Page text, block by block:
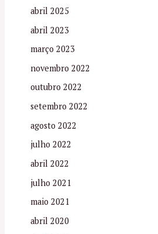
abril 2025
abril 2023
março 2023
novembro 2022
outubro 2022
setembro 2022
agosto 2022
julho 2022
abril 2022
julho 2021
maio 2021
abril 2020